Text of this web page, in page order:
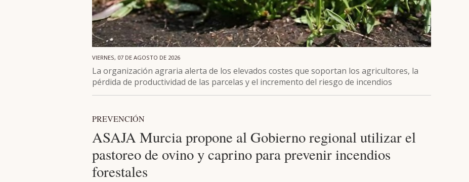
VIERNES, 07 DE AGOSTO DE 2026
La organización agraria alerta de los elevados costes que soportan los agricultores, la
pérdida de productividad de las parcelas y el incremento del riesgo de incendios
PREVENCIÓN
ASAJA Murcia propone al Gobierno regional utilizar el
pastoreo de ovino y caprino para prevenir incendios
forestales